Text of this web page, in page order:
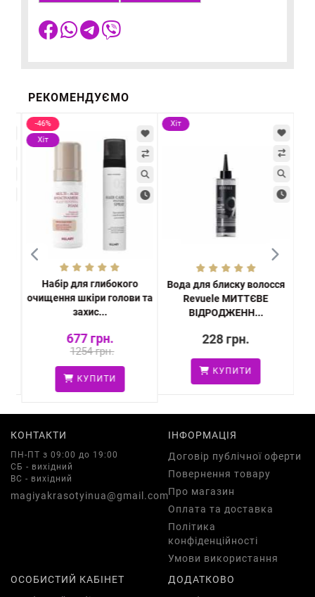
РЕКОМЕНДУЄМО
-46%
Хіт
Набір для глибокого
очищення шкіри голови та
захис...
677 грн.
1254 грн.
КУПИТИ
Хіт
Вода для блиску волосся
Revuele МИТТЄВЕ
ВІДРОДЖЕНН...
228 грн.
КУПИТИ
КОНТАКТИ
ПН-ПТ з 09:00 до 19:00
СБ - вихідний
ВС - вихідний
magiyakrasotyinua@gmail.com
ІНФОРМАЦІЯ
Договір публічної оферти
Повернення товару
Про магазин
Оплата та доставка
Політика
конфіденційності
Умови використання
ОСОБИСТИЙ КАБІНЕТ
ДОДАТКОВО